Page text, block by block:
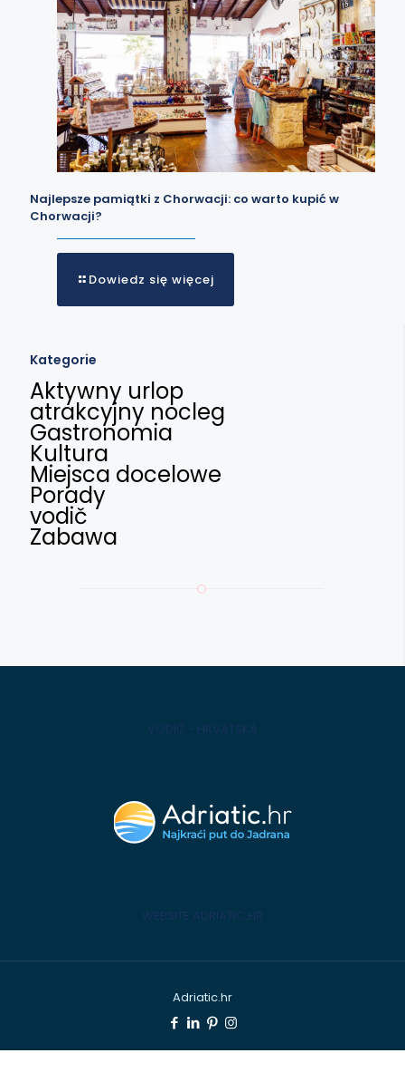
Najlepsze pamiątki z Chorwacji: co warto kupić w
Chorwacji?
Dowiedz się więcej
Kategorie
Aktywny urlop
atrakcyjny nocleg
Gastronomia
Kultura
Miejsca docelowe
Porady
vodič
Zabawa
VODIČ - HRVATSKA
WEBSITE ADRIATIC.HR
Adriatic.hr